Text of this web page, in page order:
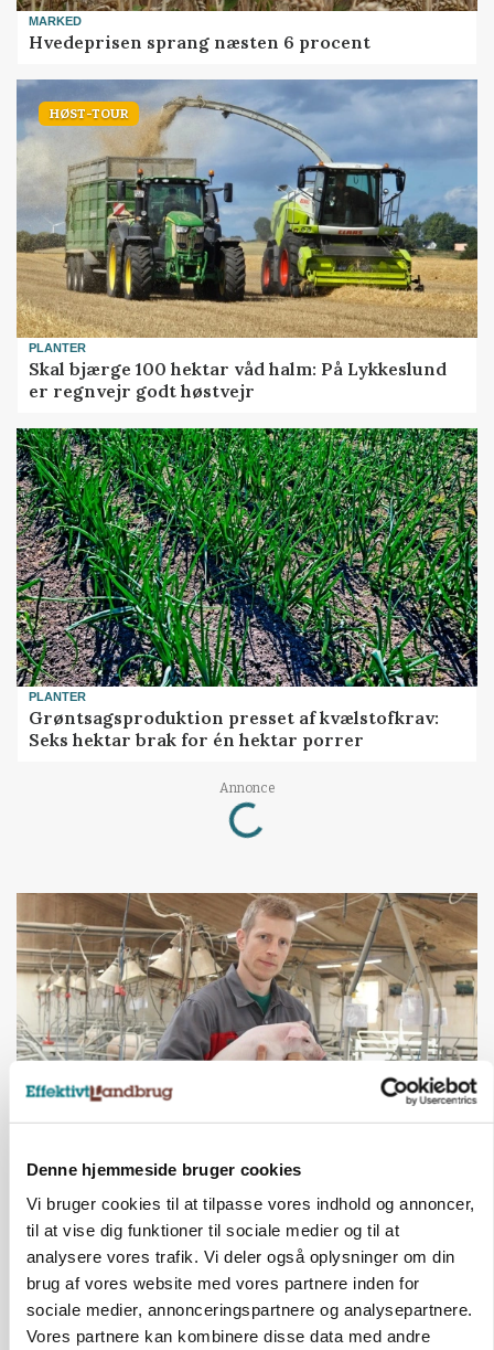
Denne hjemmeside bruger cookies
Vi bruger cookies til at tilpasse vores indhold og annoncer,
til at vise dig funktioner til sociale medier og til at
analysere vores trafik. Vi deler også oplysninger om din
brug af vores website med vores partnere inden for
sociale medier, annonceringspartnere og analysepartnere.
Vores partnere kan kombinere disse data med andre
MARKED
Hvedeprisen sprang næsten 6 procent
HØST-TOUR
PLANTER
Skal bjærge 100 hektar våd halm: På Lykkeslund
er regnvejr godt høstvejr
PLANTER
Grøntsagsproduktion presset af kvælstofkrav:
Seks hektar brak for én hektar porrer
Annonce
Loading...
BUSINESS
Stærkt år for griseformand: Overskud nærmer
sig 8 mio.
Annonce